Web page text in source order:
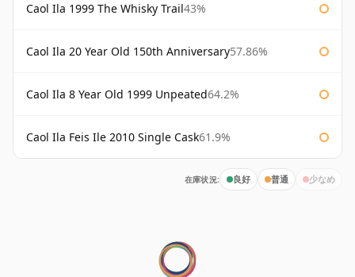
Caol Ila 1999 The Whisky Trail43%
Caol Ila 20 Year Old 150th Anniversary57.86%
Caol Ila 8 Year Old 1999 Unpeated64.2%
Caol Ila Feis Ile 2010 Single Cask61.9%
在庫状況: 良好 普通 少なめ